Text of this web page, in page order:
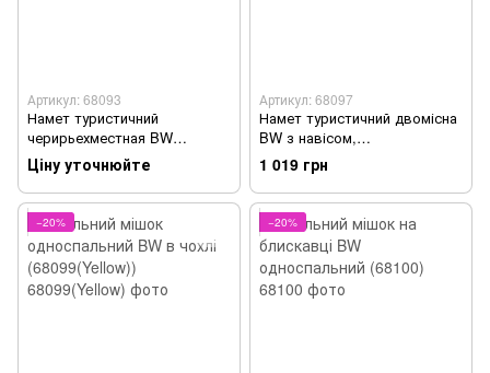
Артикул: 68093
Намет туристичний
черирьехместная BW
водонепроникна (68093)
Ціну уточнюйте
Артикул: 68097
Намет туристичний двомісна
BW з навісом,
водонепроникна (68097)
1 019 грн
−20% −20%